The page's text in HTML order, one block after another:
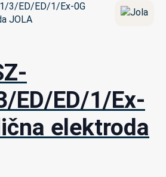
ED/ED/1/Ex-
elektroda